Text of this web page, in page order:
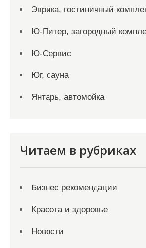
Эврика, гостиничный
Ю-Питер, загородный
Ю-Сервис
Юг, сауна
Янтарь, автомойка
Читаем в рубриках
Бизнес рекомендации
Красота и здоровье
Новости